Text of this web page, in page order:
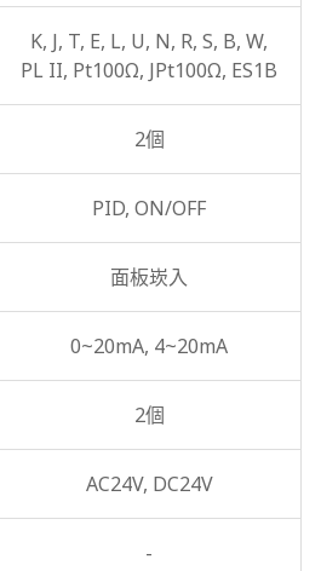
K, J, T, E, L, U, N, R,S, B,W,
PL II, Pt100Ω, JPt100Ω, ES1B
2個
PID,ON/OFF
面板崁入
0~20mA, 4~20mA
2個
AC24V, DC24V
-